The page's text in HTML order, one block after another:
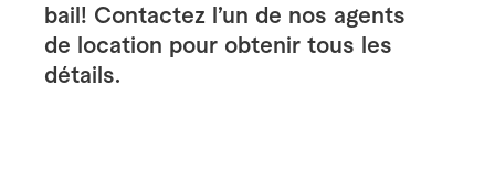
bail! Contactez l’un de nos agents
de location pour obtenir tous les
détails.